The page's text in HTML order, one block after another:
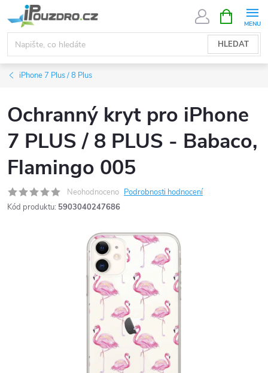
na
obsah
HLEDAT
NÁKUPNÍ
KOŠÍK
iPhone 7 Plus / 8 Plus
Ochranný kryt pro iPhone
7 PLUS / 8 PLUS - Babaco,
Flamingo 005
Neohodnoceno Podrobnosti hodnocení
Kód produktu: 5903040247686